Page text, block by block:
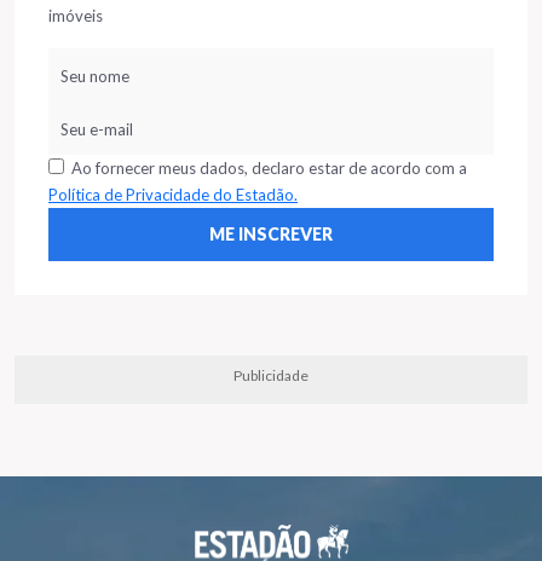
imóveis
Ao fornecer meus dados, declaro estar de acordo com a
Política de Privacidade do Estadão.
Publicidade